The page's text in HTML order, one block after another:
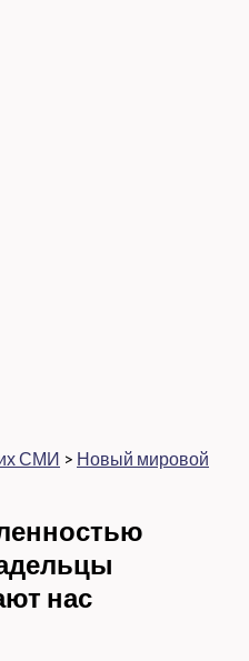
СМИ > Новый мировой
нас